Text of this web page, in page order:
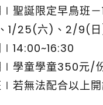
∣聖誕限定早鳥班
1/25(六)、2/9(
∣學童學童350元/
若無法配合以上